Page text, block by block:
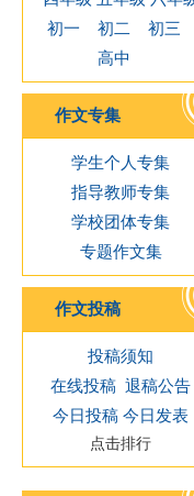
初一
初二
初三
高中
作文专集
学生个人专集
指导教师专集
学校团体专集
专题作文集
作文投稿
投稿须知
在线投稿 退稿公告
今日投稿 今日发表
点击排行